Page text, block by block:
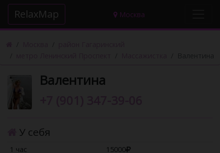
RelaxMap Москва(current)
Валентина
У себя
1 час
15000